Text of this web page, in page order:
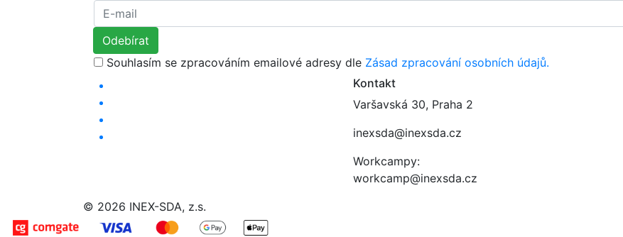
Souhlasím se zpracováním emailové adresy dle Zásad zpracování osobních údajů.
Kontakt
Varšavská 30, Praha 2
inexsda@inexsda.cz
Workcampy:
workcamp@inexsda.cz
© 2026 INEX-SDA, z.s.